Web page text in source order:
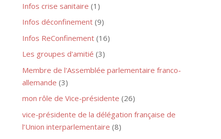
Infos crise sanitaire (1)
Infos déconfinement(9)
Infos ReConfinement(16)
Les groupes d'amitié (3)
Membre de l'Assemblée parlementaire franco-
allemande (3)
mon rôle de Vice-présidente (26)
vice-présidente de la délégation française de
l’Union interparlementaire (8)